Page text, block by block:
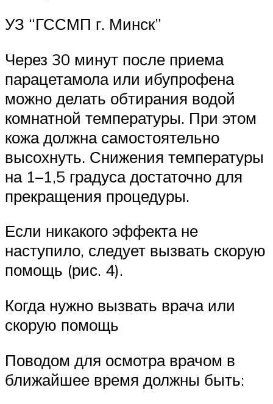
УЗ “ГССМП г. Минск”
Через 30 минут после приема
парацетамола или ибупрофена
можно делать обтирания водой
комнатной температуры. При этом
кожа должна самостоятельно
высохнуть. Снижения температуры
на 1–1,5 градуса достаточно для
прекращения процедуры.
Если никакого эффекта не
наступило, следует вызвать скорую
помощь (рис. 4).
Когда нужно вызвать врача или
скорую помощь
Поводом для осмотра врачом в
ближайшее время должны быть: